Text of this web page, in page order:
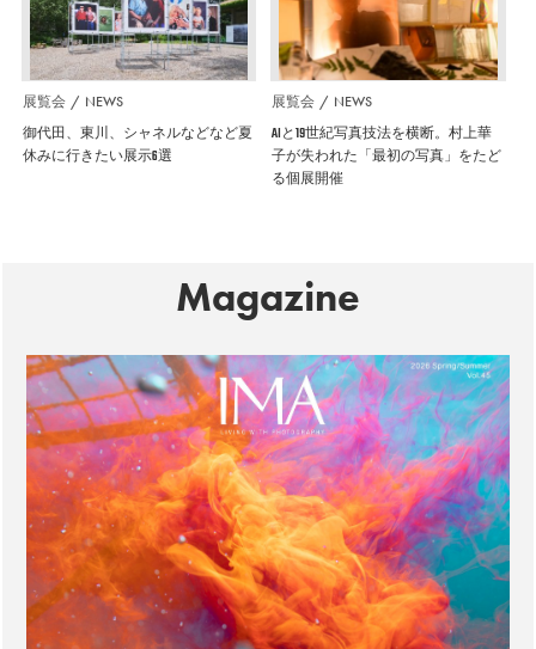
展覧会 NEWS
御代田、東川、シャネルなどなど夏
休みに行きたい展示6選
展覧会 NEWS
AIと19世紀写真技法を横断。村上華
子が失われた「最初の写真」をたど
る個展開催
Magazine